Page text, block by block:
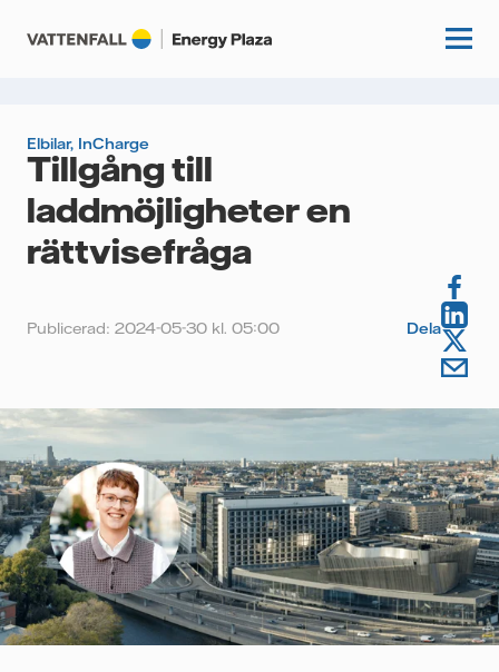
Kunskapshubb
Guider
Krönikor
Kundcase
Videor
Om oss
Vattenfall.se
Elbilar, InCharge
Tillgång till
laddmöjligheter en
rättvisefråga
Publicerad: 2024-05-30 kl. 05:00 Dela